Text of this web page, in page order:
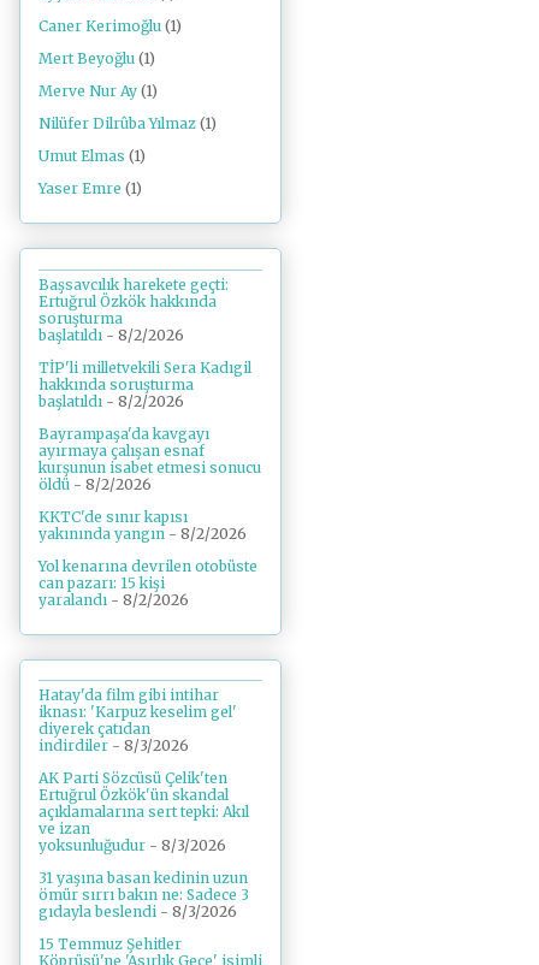
Caner Kerimoğlu (1)
Mert Beyoğlu (1)
Merve Nur Ay (1)
Nilüfer Dilrûba Yılmaz (1)
Umut Elmas (1)
Yaser Emre (1)
Başsavcılık harekete geçti:
Ertuğrul Özkök hakkında
soruşturma
başlatıldı - 8/2/2026
TİP'li milletvekili Sera Kadıgil
hakkında soruşturma
başlatıldı - 8/2/2026
Bayrampaşa'da kavgayı
ayırmaya çalışan esnaf
kurşunun isabet etmesi sonucu
öldü - 8/2/2026
KKTC'de sınır kapısı
yakınında yangın - 8/2/2026
Yol kenarına devrilen otobüste
can pazarı: 15 kişi
yaralandı - 8/2/2026
Hatay'da film gibi intihar
iknası: 'Karpuz keselim gel'
diyerek çatıdan
indirdiler - 8/3/2026
AK Parti Sözcüsü Çelik'ten
Ertuğrul Özkök'ün skandal
açıklamalarına sert tepki: Akıl
ve izan
yoksunluğudur - 8/3/2026
31 yaşına basan kedinin uzun
ömür sırrı bakın ne: Sadece 3
gıdayla beslendi - 8/3/2026
15 Temmuz Şehitler
Köprüsü'ne 'Asırlık Gece' isimli